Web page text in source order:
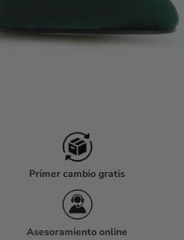
Primer cambio gratis
Asesoramiento online